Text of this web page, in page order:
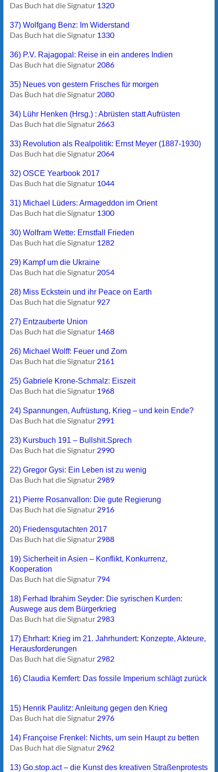
Das Buch hat die Signatur 1320
37) Wolfgang Benz: Im Widerstand
Das Buch hat die Signatur 1330
36) P.V. Rajagopal: Reise in ein anderes Indien
Das Buch hat die Signatur 2086
35) Neues von gestern Frisches für morgen
Das Buch hat die Signatur 2080
34) Lühr Henken (Hrsg.) : Abrüsten statt Aufrüsten
Das Buch hat die Signatur 2663
33) Revolution als Realpolitik: Ernst Meyer (1887-1930)
Das Buch hat die Signatur 2064
32) OSCE Yearbook 2017
Das Buch hat die Signatur 1044
31) Michael Lüders: Armageddon im Orient
Das Buch hat die Signatur 1300
30) Wolfram Wette: Ernstfall Frieden
Das Buch hat die Signatur 1282
29) Kampf um die Ukraine
Das Buch hat die Signatur 2054
28) Miss Eckstein und ihr Peace on Earth
Das Buch hat die Signatur 927
27) Entzauberte Union
Das Buch hat die Signatur 1468
26) Michael Wolff: Feuer und Zorn
Das Buch hat die Signatur 2161
25) Gabriele Krone-Schmalz: Eiszeit
Das Buch hat die Signatur 1968
24) Spannungen, Aufrüstung, Krieg – und kein Ende?
Das Buch hat die Signatur 2991
23) Kursbuch 191 – Bullshit.Sprech
Das Buch hat die Signatur 2990
22) Gregor Gysi: Ein Leben ist zu wenig
Das Buch hat die Signatur 2989
21) Pierre Rosanvallon: Die gute Regierung
Das Buch hat die Signatur 2916
20) Friedensgutachten 2017
Das Buch hat die Signatur 2988
19) Sicherheit in Asien – Konflikt, Konkurrenz,
Kooperation
Das Buch hat die Signatur794
18) Ferhad Ibrahim Seyder: Die syrischen Kurden:
Auswege aus dem Bürgerkrieg
Das Buch hat die Signatur 2983
17) Ehrhart: Krieg im 21. Jahrhundert: Konzepte, Akteure,
Herausforderungen
Das Buch hat die Signatur 2982
16) Claudia Kemfert: Das fossile Imperium schlägt zurück
15) Henrik Paulitz: Anleitung gegen den Krieg
Das Buch hat die Signatur 2976
14) Françoise Frenkel: Nichts, um sein Haupt zu betten
Das Buch hat die Signatur 2962
13) Go.stop.act – die Kunst des kreativen Straßenprotests